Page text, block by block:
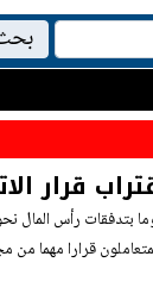
قرار
بتدفقات رأس المال
قرارا مهما